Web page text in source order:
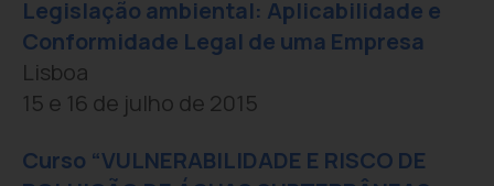
Legislação ambiental: Aplicabilidade e
Conformidade Legal de uma Empresa
Lisboa
15 e 16 de julho de 2015
Curso “VULNERABILIDADE E RISCO DE